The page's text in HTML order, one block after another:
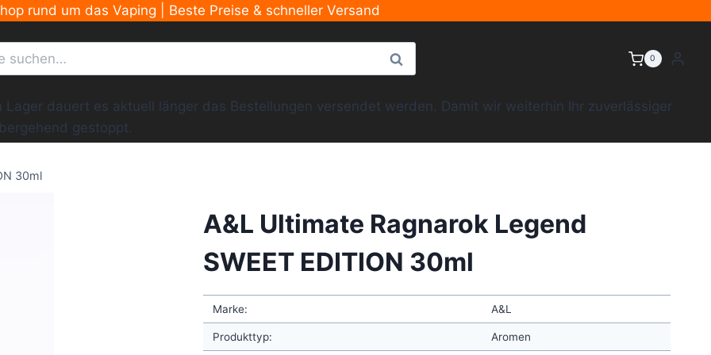
rund um das Vaping | Beste Preise & schneller Versand
Suche 0
dauert es aktuell länger das Bestellungen versendet werden. Damit wir weiterhin Ihr zuverlässiger
gestoppt.
30ml
A&L Ultimate Ragnarok Legend
SWEET EDITION 30ml
Marke: A&L
Produkttyp: Aromen